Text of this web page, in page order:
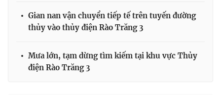
Gian nan vận chuyển tiếp tế trên tuyến đường
thủy vào thủy điện Rào Trăng 3
Mưa lớn, tạm dừng tìm kiếm tại khu vực Thủy
điện Rào Trăng 3